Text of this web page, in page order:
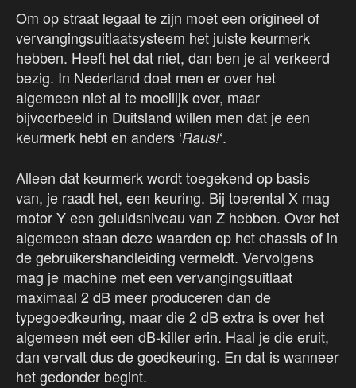
Om op straat legaal te zijn moet een origineel of
vervangingsuitlaatsysteem het juiste keurmerk
hebben. Heeft het dat niet, dan ben je al verkeerd
bezig. In Nederland doet men er over het
algemeen niet al te moeilijk over, maar
bijvoorbeeld in Duitsland willen men dat je een
keurmerk hebt en anders ‘Raus!‘.
Alleen dat keurmerk wordt toegekend op basis
van, je raadt het, een keuring. Bij toerental X mag
motor Y een geluidsniveau van Z hebben. Over het
algemeen staan deze waarden op het chassis of in
de gebruikershandleiding vermeldt. Vervolgens
mag je machine met een vervangingsuitlaat
maximaal 2 dB meer produceren dan de
typegoedkeuring, maar die 2 dB extra is over het
algemeen mét een dB-killer erin. Haal je die eruit,
dan vervalt dus de goedkeuring. En dat is wanneer
het gedonder begint.